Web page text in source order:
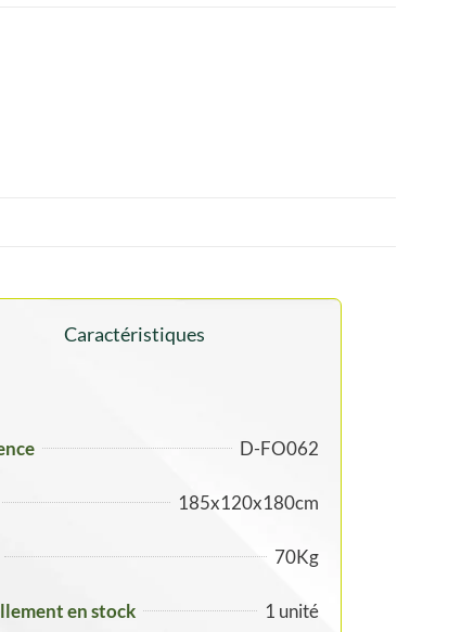
Caractéristiques
D-FO062
185x120x180cm
70Kg
en stock 1 unité